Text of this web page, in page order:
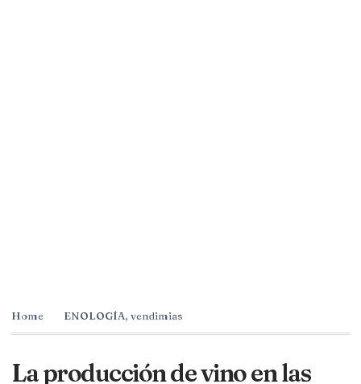
Home ENOLOGÍA, vendimias
La producción de vino en las